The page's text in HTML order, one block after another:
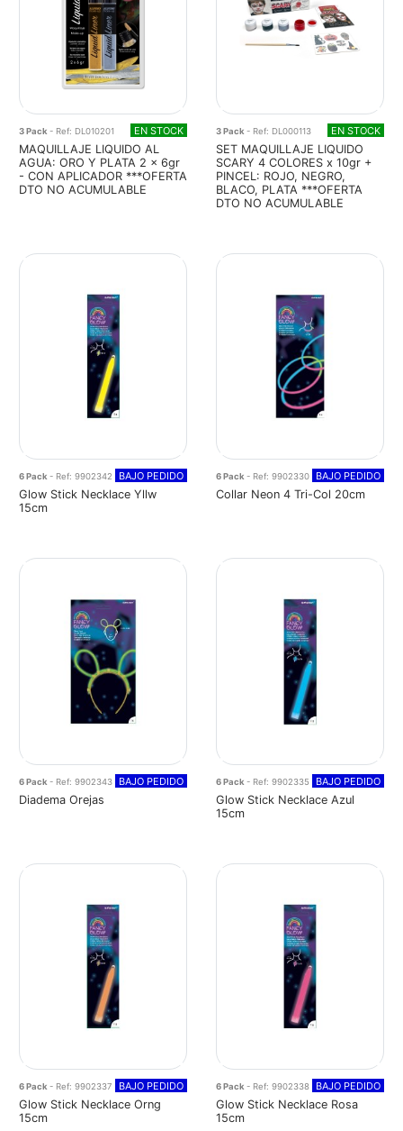
3 Pack - Ref: DL010201 EN STOCK
MAQUILLAJE LIQUIDO AL
AGUA: ORO Y PLATA 2 x 6gr
- CON APLICADOR ***OFERTA
DTO NO ACUMULABLE
3 Pack - Ref: DL000113 EN STOCK
SET MAQUILLAJE LIQUIDO
SCARY 4 COLORES x 10gr +
PINCEL: ROJO, NEGRO,
BLACO, PLATA ***OFERTA
DTO NO ACUMULABLE
6 Pack- Ref: 9902342 BAJO PEDIDO
Glow Stick Necklace Yllw
15cm
6 Pack- Ref: 9902330 BAJO PEDIDO
Collar Neon 4 Tri-Col 20cm
6 Pack - Ref: 9902343 BAJO PEDIDO
Diadema Orejas
6 Pack - Ref: 9902335 BAJO PEDIDO
Glow Stick Necklace Azul
15cm
6 Pack- Ref: 9902337 BAJO PEDIDO
Glow Stick Necklace Orng
15cm
6 Pack- Ref: 9902338 BAJO PEDIDO
Glow Stick Necklace Rosa
15cm